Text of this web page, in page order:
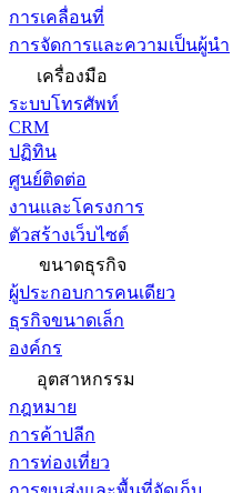
การเคลื่อนที่
การจัดการและความเป็นผู้นำ
เครื่องมือ
ระบบโทรศัพท์
CRM
ปฏิทิน
ศูนย์ติดต่อ
งานและโครงการ
ตัวสร้างเว็บไซต์
ขนาดธุรกิจ
ผู้ประกอบการคนเดียว
ธุรกิจขนาดเล็ก
องค์กร
อุตสาหกรรม
กฎหมาย
การค้าปลีก
การท่องเที่ยว